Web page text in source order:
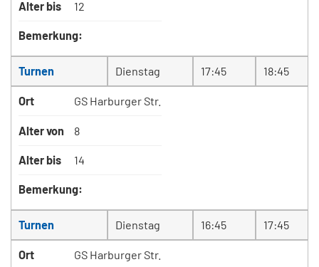
Alter bis 12
Bemerkung:
Turnen Dienstag 17:45 18:45
Ort GS Harburger Str.
Alter von 8
Alter bis 14
Bemerkung:
Turnen Dienstag 16:45 17:45
Ort GS Harburger Str.